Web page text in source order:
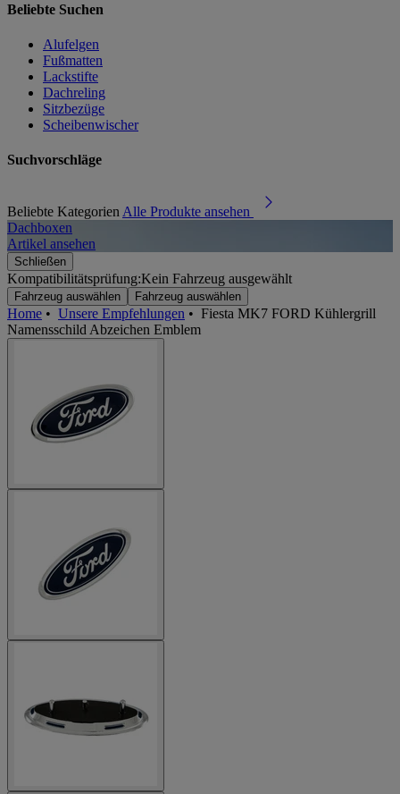
Beliebte Suchen
Alufelgen
Fußmatten
Lackstifte
Dachreling
Sitzbezüge
Scheibenwischer
Suchvorschläge
Beliebte Kategorien Alle Produkte ansehen
Dachboxen
Artikel ansehen
Schließen
Kompatibilitätsprüfung:Kein Fahrzeug ausgewählt
Fahrzeug auswählen Fahrzeug auswählen
Home • Unsere Empfehlungen • Fiesta MK7 FORD Kühlergrill
Namensschild Abzeichen Emblem